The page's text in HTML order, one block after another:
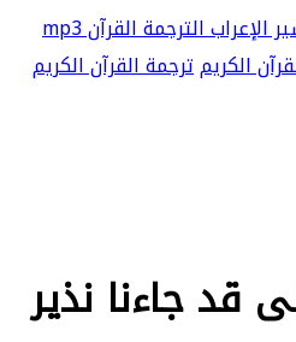
الإعرابالترجمةالقرآن mp3
الكريمترجمة القرآن الكريم
قد جاءنا نذير